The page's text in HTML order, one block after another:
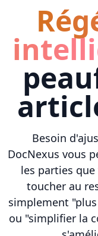
Besoin
DocNexus vous
les parties
toucher au
simplement
ou "simplifier la